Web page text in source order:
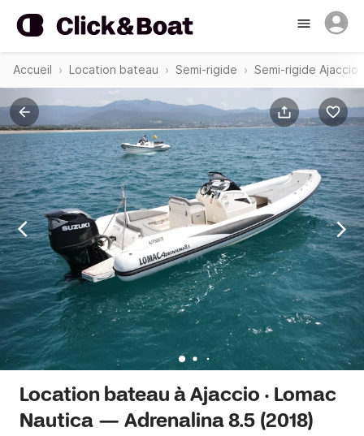
Accueil Location bateau Semi-rigide Semi-rigide Ajaccio
Location bateau à Ajaccio · Lomac
Nautica — Adrenalina 8.5 (2018)